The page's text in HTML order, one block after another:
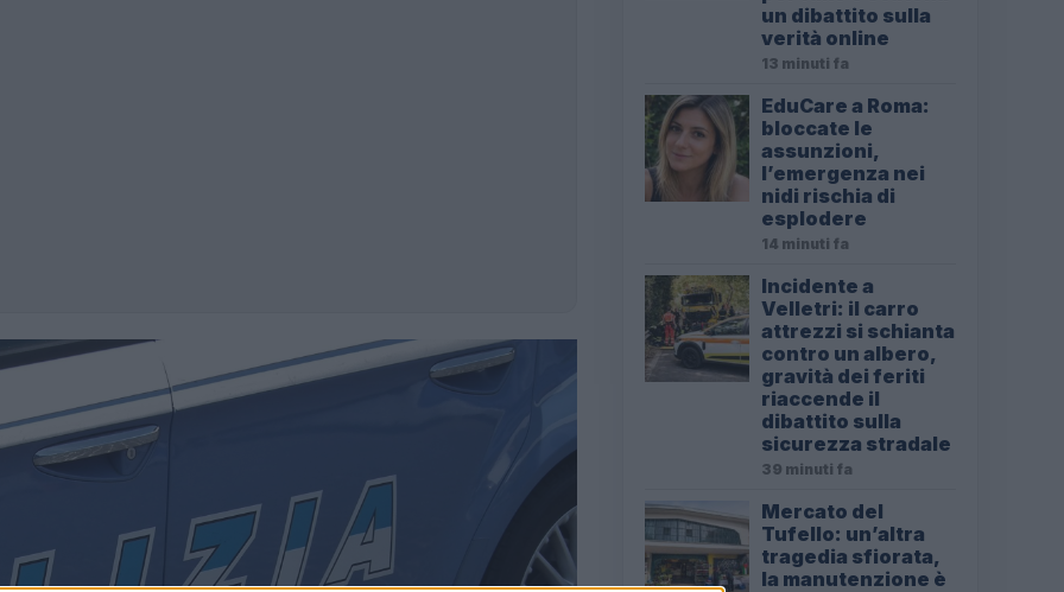
un dibattito sulla
verità online
13 minuti fa
EduCare a Roma:
bloccate le
assunzioni,
l’emergenza nei
nidi rischia di
esplodere
14 minuti fa
Incidente a
Velletri: il carro
attrezzi si schianta
contro un albero,
gravità dei feriti
riaccende il
dibattito sulla
sicurezza stradale
39 minuti fa
Mercato del
Tufello: un’altra
tragedia sfiorata,
la manutenzione è